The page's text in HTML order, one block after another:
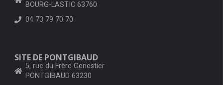
BOURG-LASTIC 63760
04 73 79 70 70
SITE DE PONTGIBAUD
5, rue du Frère Genestier
PONTGIBAUD 63230